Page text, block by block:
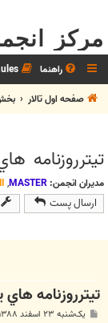
مرکز
راهنما
صفحه اول تالار
تيترروزنامه هاي
مدیران انجمن: MASTER
,
ارسال پست
تيترروزنامه هاي يکشنبه
یک‌شنبه ۲۳ اسفند ۱۳۸۸, ۱۲:۲۹ ب.ظ